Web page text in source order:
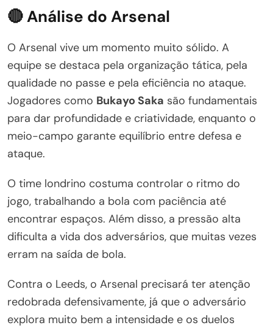
🔴 Análise do Arsenal
O Arsenal vive um momento muito sólido. A
equipe se destaca pela organização tática, pela
qualidade no passe e pela eficiência no ataque.
Jogadores como Bukayo Saka são fundamentais
para dar profundidade e criatividade, enquanto o
meio-campo garante equilíbrio entre defesa e
ataque.
O time londrino costuma controlar o ritmo do
jogo, trabalhando a bola com paciência até
encontrar espaços. Além disso, a pressão alta
dificulta a vida dos adversários, que muitas vezes
erram na saída de bola.
Contra o Leeds, o Arsenal precisará ter atenção
redobrada defensivamente, já que o adversário
explora muito bem a intensidade e os duelos